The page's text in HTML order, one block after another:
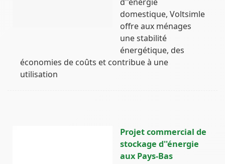
domestique, Voltsimle
offre aux ménages
une stabilité
énergétique, des
économies de coûts et contribue à une
utilisation
Projet commercial de
stockage d''énergie
aux Pays-Bas